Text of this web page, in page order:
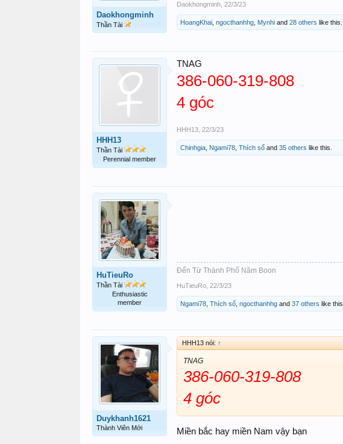
Daokhongminh
Thần Tài
Daokhongminh 22/3/23
HoangKhai ngocthanhhg Mynhi and 28 others like this.
HHH13
Thần Tài
Perennial member
TNAG
386-060-319-808
4 góc
HHH13 22/3/23
Chinhgia Ngami78 Thích số and 35 others like this.
HuTieuRo
Thần Tài
Enthusiastic
member
Đến Từ Thành Phố Năm Boon
HuTieuRo 22/3/23
Ngami78 Thích số ngocthanhhg and 37 others like this.
Duykhanh1621
Thành Viên Mới
HHH13 nói: ↑
TNAG
386-060-319-808
4 góc
Miền bắc hay miền Nam vậy bạn